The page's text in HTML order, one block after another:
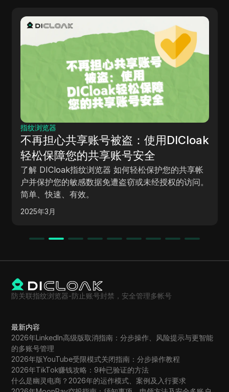
指纹浏览器
不再担心共享账号被盗：使用DICloak
轻松保障您的共享账号安全
了解 DICloak指纹浏览器 如何轻松保护您的共享帐
户并保护您的敏感数据免遭盗窃或未经授权的访问。
简单、快速、有效。
2025年3月
防关联指纹浏览器-防止账号封禁，安全管理多帐号
最新内容
2026年LinkedIn高级版取消指南：分步操作、风险提示与更智能
的多账号管理
2026年版YouTube受限模式关闭指南：分步操作教程
2026年TikTok赚钱攻略：9种已验证的方法
什么是幽灵电商？2026年的运作模式、案例及入行要求